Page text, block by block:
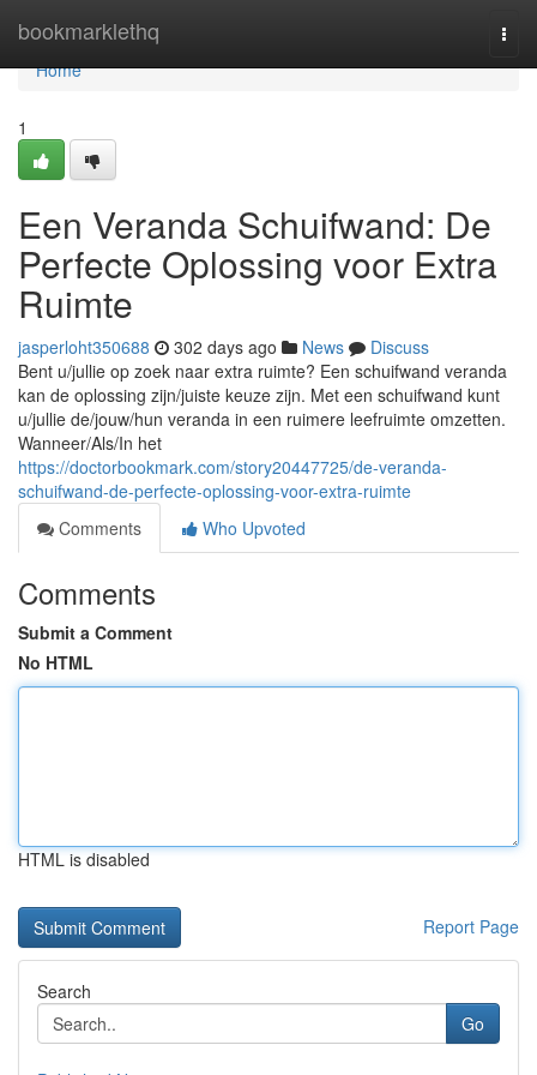
bookmarklethq
Home
Home
1
Een Veranda Schuifwand: De
Perfecte Oplossing voor Extra
Ruimte
jasperloht350688 302 days ago News
Discuss
Bent u/jullie op zoek naar extra ruimte? Een schuifwand veranda
kan de oplossing zijn/juiste keuze zijn. Met een schuifwand kunt
u/jullie de/jouw/hun veranda in een ruimere leefruimte omzetten.
Wanneer/Als/In het
https://doctorbookmark.com/story20447725/de-veranda-
schuifwand-de-perfecte-oplossing-voor-extra-ruimte
Comments
Who Upvoted
Comments
Submit a Comment
No HTML
HTML is disabled
Report Page
Search
Go